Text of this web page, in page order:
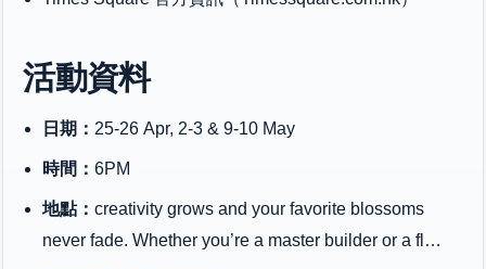
活動資料
日期： 25-26 Apr, 2-3 & 9-10 May
時間： 6PM
地點： creativity grows and your favorite blossoms
never fade. Whether you’re a master builder or a fl…